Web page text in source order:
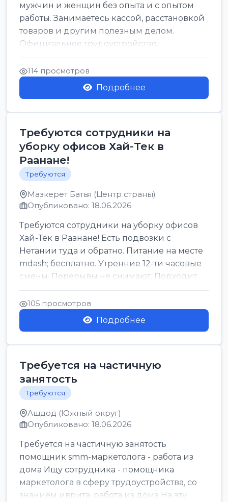
мужчин и женщин без опыта и с опытом
работы. Занимаетесь кассой, расстановкой
товаров и другим полезным делом.
Официальное трудоустройство,
стабильная зарплата от ...
114 просмотров
Подробнее
Требуются сотрудники на
уборку офисов Хай-Тек в
Раанане!
Требуются
Мазкерет Батья (Центр страны)
Опубликовано: 18.06.2026
Требуются сотрудники на уборку офисов
Хай-Тек в Раанане! Есть подвозки с
Нетании туда и обратно. Питание на месте
mdash; бесплатно. Утренние 12-ти часовые
смены. Перерывы не снимают. Подходит
для всех...
105 просмотров
Подробнее
Требуется на частичную
занятость
Требуются
Ашдод (Южный округ)
Опубликовано: 18.06.2026
Требуется на частичную занятость
помощник smm-маркетолога - работа из
дома Ищу сотрудника - помощника
маркетолога в сферу трудоустройства, со
знанием иврита, работа из дома На эту